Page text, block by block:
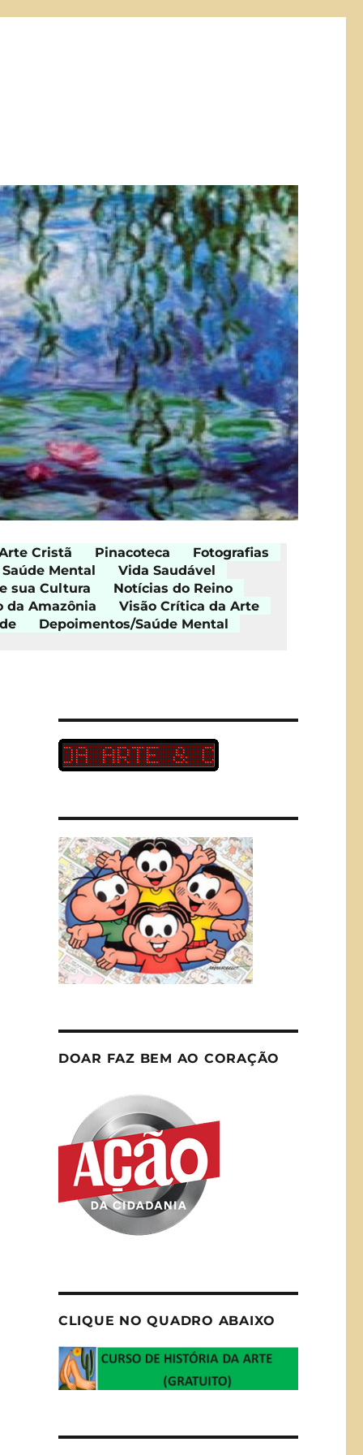
Cristã Pinacoteca
Fotografias
Saúde Mental
Vida Saudável
sua Cultura
Notícias do Reino
da Amazônia
Visão Crítica da Arte
Depoimentos/Saúde Mental
DOAR FAZ BEM AO CORAÇÃO
CLIQUE NO QUADRO ABAIXO